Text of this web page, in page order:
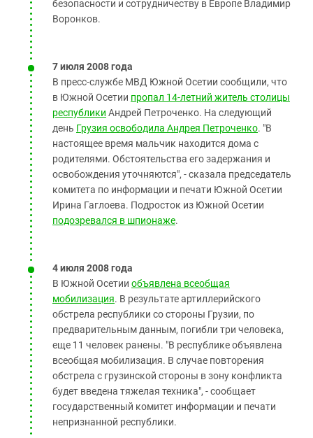
безопасности и сотрудничеству в Европе Владимир
Воронков.
7 июля 2008 года
В пресс-службе МВД Южной Осетии сообщили, что
в Южной Осетии пропал 14-летний житель столицы
республики Андрей Петроченко. На следующий
день Грузия освободила Андрея Петроченко. "В
настоящее время мальчик находится дома с
родителями. Обстоятельства его задержания и
освобождения уточняются", - сказала председатель
комитета по информации и печати Южной Осетии
Ирина Гаглоева. Подросток из Южной Осетии
подозревался в шпионаже.
4 июля 2008 года
В Южной Осетии объявлена всеобщая
мобилизация. В результате артиллерийского
обстрела республики со стороны Грузии, по
предварительным данным, погибли три человека,
еще 11 человек ранены. "В республике объявлена
всеобщая мобилизация. В случае повторения
обстрела с грузинской стороны в зону конфликта
будет введена тяжелая техника", - сообщает
государственный комитет информации и печати
непризнанной республики.